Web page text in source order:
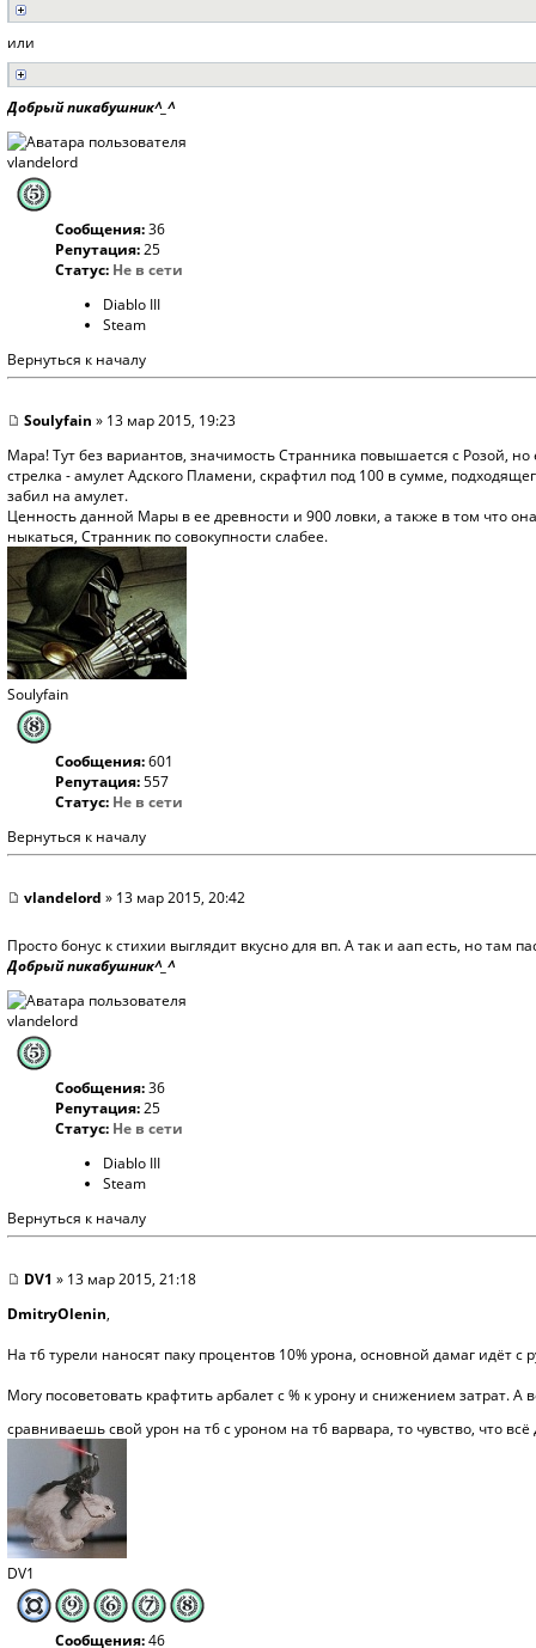
или
Добрый пикабушник^_^
vlandelord
Сообщения:36
Репутация:25
Статус: Не в сети
Diablo III
Steam
Вернуться к началу
Soulyfain » 13 мар 2015, 19:23
Мара! Тут без вариантов, значимость Странника повышается с Розой,
стрелка - амулет Адского Пламени, скрафтил под 100 в сумме,
забил на амулет.
Ценность данной Мары в ее древности и 900 ловки, а также в том что
ныкаться, Странник по совокупности слабее.
Soulyfain
Сообщения:601
Репутация:557
Статус: Не в сети
Вернуться к началу
vlandelord » 13 мар 2015, 20:42
Просто бонус к стихии выглядит вкусно для вп. А так и аап есть, но там
Добрый пикабушник^_^
vlandelord
Сообщения:36
Репутация:25
Статус: Не в сети
Diablo III
Steam
Вернуться к началу
DV1 » 13 мар 2015, 21:18
DmitryOlenin,
На т6 турели наносят паку процентов 10% урона, основной дамаг
Могу посоветовать крафтить арбалет с % к урону и снижением затрат.
сравниваешь свой урон на т6 с уроном на т6 варвара, то чувство, что
DV1
Сообщения:46